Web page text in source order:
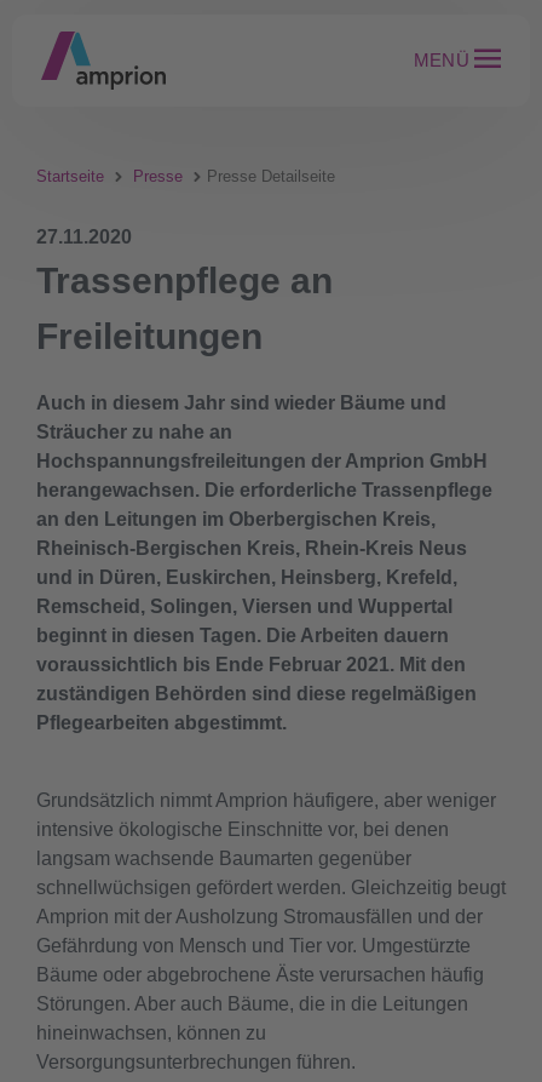
MENÜ
Startseite Presse Presse Detailseite
27.11.2020
Trassenpflege an
Freileitungen
Auch in diesem Jahr sind wieder Bäume und
Sträucher zu nahe an
Hochspannungsfreileitungen der Amprion GmbH
herangewachsen. Die erforderliche Trassenpflege
an den Leitungen im Oberbergischen Kreis,
Rheinisch-Bergischen Kreis, Rhein-Kreis Neus
und in Düren, Euskirchen, Heinsberg, Krefeld,
Remscheid, Solingen, Viersen und Wuppertal
beginnt in diesen Tagen. Die Arbeiten dauern
voraussichtlich bis Ende Februar 2021. Mit den
zuständigen Behörden sind diese regelmäßigen
Pflegearbeiten abgestimmt.
Grundsätzlich nimmt Amprion häufigere, aber weniger
intensive ökologische Einschnitte vor, bei denen
langsam wachsende Baumarten gegenüber
schnellwüchsigen gefördert werden. Gleichzeitig beugt
Amprion mit der Ausholzung Stromausfällen und der
Gefährdung von Mensch und Tier vor. Umgestürzte
Bäume oder abgebrochene Äste verursachen häufig
Störungen. Aber auch Bäume, die in die Leitungen
hineinwachsen, können zu
Versorgungsunterbrechungen führen.